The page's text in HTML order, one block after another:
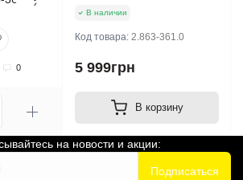
0
В наличии
Код товара: 2.863-361.0
5 999грн
В корзину
на новости и акции:
Подписаться